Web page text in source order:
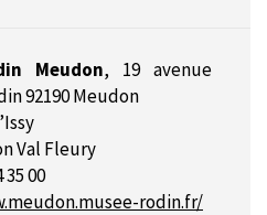
Meudon, 19 avenue
92190 Meudon
Val Fleury
35 00
rodin.fr/